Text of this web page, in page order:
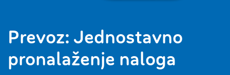
Prevoz: Jednostavno
pronalaženje naloga